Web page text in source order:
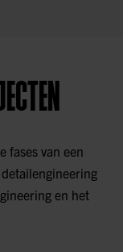
fases van een
en het